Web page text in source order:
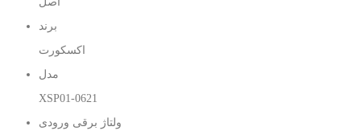
برند
اکسکورت
مدل
XSP01-0621
ولتاژ برقی ورودی